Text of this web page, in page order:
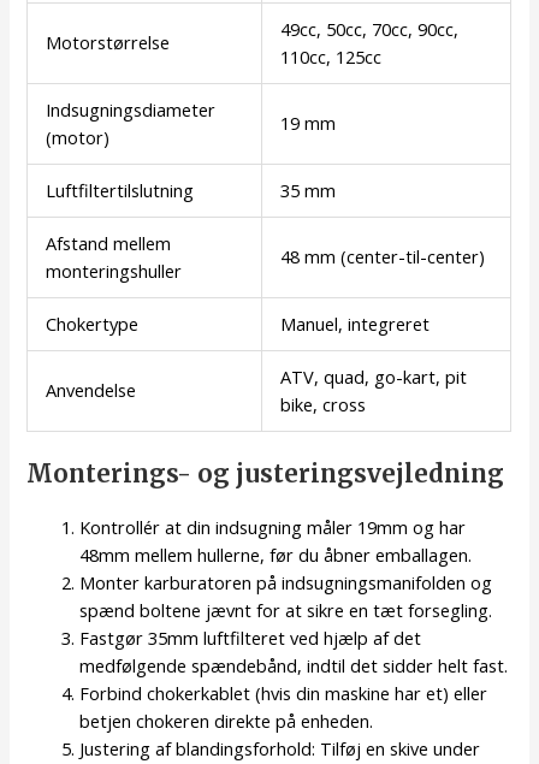
Motorstørrelse
49cc, 50cc, 70cc, 90cc,
110cc, 125cc
Indsugningsdiameter
(motor)
19 mm
Luftfiltertilslutning 35 mm
Afstand mellem
monteringshuller
48 mm (center-til-center)
Chokertype Manuel, integreret
Anvendelse
ATV, quad, go-kart, pit
bike, cross
Monterings- og justeringsvejledning
Kontrollér at din indsugning måler 19mm og har
48mm mellem hullerne, før du åbner emballagen.
Monter karburatoren på indsugningsmanifolden og
spænd boltene jævnt for at sikre en tæt forsegling.
Fastgør 35mm luftfilteret ved hjælp af det
medfølgende spændebånd, indtil det sidder helt fast.
Forbind chokerkablet (hvis din maskine har et) eller
betjen chokeren direkte på enheden.
Justering af blandingsforhold: Tilføj en skive under